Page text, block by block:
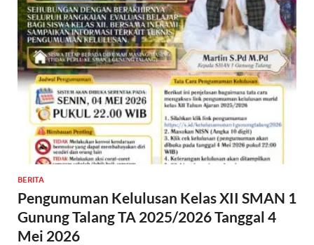
BERITA
Pengumuman Kelulusan Kelas XII SMAN 1
Gunung Talang TA 2025/2026 Tanggal 4
Mei 2026